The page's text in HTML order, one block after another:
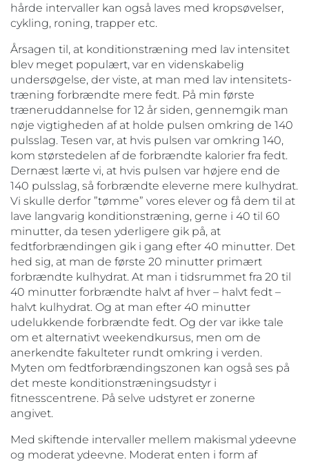
hårde intervaller kan også laves med kropsøvelser,
cykling, roning, trapper etc.
Årsagen til, at konditionstræning med lav intensitet
blev meget populært, var en videnskabelig
undersøgelse, der viste, at man med lav intensitets-
træning forbrændte mere fedt. På min første
træneruddannelse for 12 år siden, gennemgik man
nøje vigtigheden af at holde pulsen omkring de 140
pulsslag. Tesen var, at hvis pulsen var omkring 140,
kom størstedelen af de forbrændte kalorier fra fedt.
Dernæst lærte vi, at hvis pulsen var højere end de
140 pulsslag, så forbrændte eleverne mere kulhydrat.
Vi skulle derfor ”tømme” vores elever og få dem til at
lave langvarig konditionstræning, gerne i 40 til 60
minutter, da tesen yderligere gik på, at
fedtforbrændingen gik i gang efter 40 minutter. Det
hed sig, at man de første 20 minutter primært
forbrændte kulhydrat. At man i tidsrummet fra 20 til
40 minutter forbrændte halvt af hver – halvt fedt –
halvt kulhydrat. Og at man efter 40 minutter
udelukkende forbrændte fedt. Og der var ikke tale
om et alternativt weekendkursus, men om de
anerkendte fakulteter rundt omkring i verden.
Myten om fedtforbrændingszonen kan også ses på
det meste konditionstræningsudstyr i
fitnesscentrene. På selve udstyret er zonerne
angivet.
Med skiftende intervaller mellem makismal ydeevne
og moderat ydeevne. Moderat enten i form af